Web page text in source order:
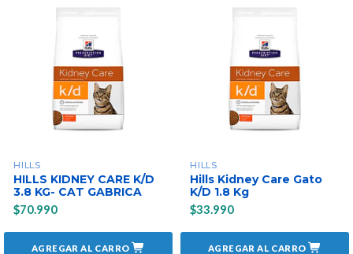
HILLS
HILLS KIDNEY CARE K/D
3.8 KG- CAT GABRICA
$70.990
AGREGAR AL CARRO
HILLS
Hills Kidney Care Gato
K/D 1.8 Kg
$33.990
AGREGAR AL CARRO